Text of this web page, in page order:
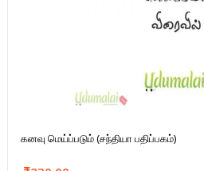
கனவு மெய்ப்படும் (சந்தியா பதிப்பகம்)